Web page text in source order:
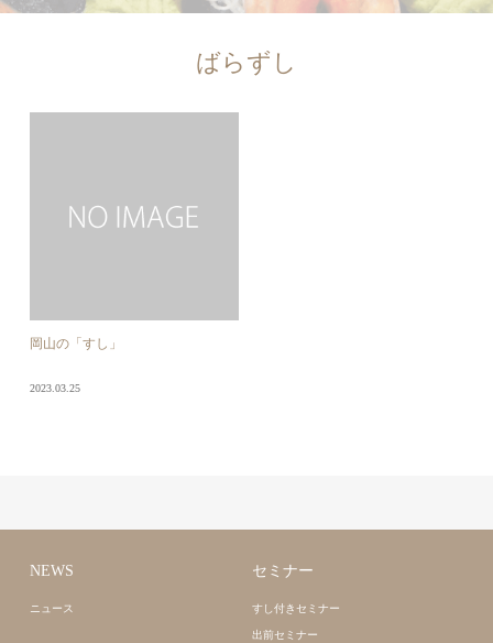
ばらずし
岡山の「すし」
2023.03.25
NEWS
ニュース
セミナー
すし付きセミナー
出前セミナー